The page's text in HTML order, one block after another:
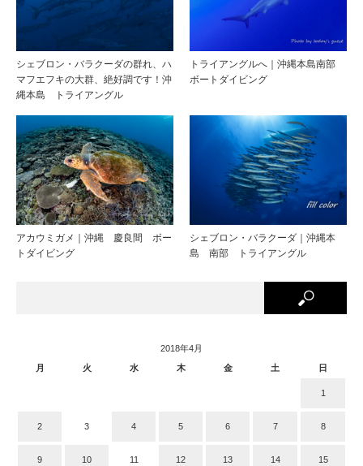
シェブロン・バラクーダの群れ、ハ
マフエフキの大群、絶好調です！沖
縄本島 トライアングル
トライアングルへ｜沖縄本島南部
ボートダイビング
アカウミガメ｜沖縄 慶良間 ボー
トダイビング
シェブロン・バラクーダ｜沖縄本
島 南部 トライアングル
2018年4月
月
火 水 木 金 土 日
1
2 3 4 5 6 7 8
9 10 11 12 13 14 15